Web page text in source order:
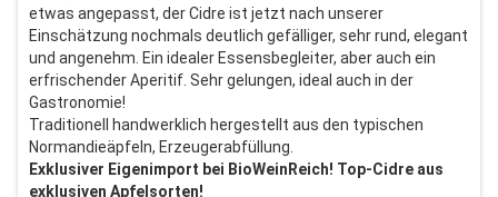
etwas angepasst, der Cidre ist jetzt nach unserer
Einschätzung nochmals deutlich gefälliger, sehr rund, elegant
und angenehm. Ein idealer Essensbegleiter, aber auch ein
erfrischender Aperitif. Sehr gelungen, ideal auch in der
Gastronomie!
Traditionell handwerklich hergestellt aus den typischen
Normandieäpfeln, Erzeugerabfüllung.
Exklusiver Eigenimport bei BioWeinReich! Top-Cidre aus
exklusiven Apfelsorten!